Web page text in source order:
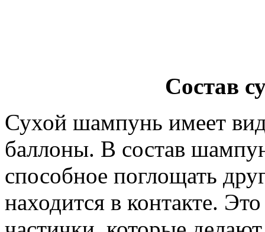
Состав
Сухой шампунь имеет
баллоны. В состав
способное поглощать
находится в контакте.